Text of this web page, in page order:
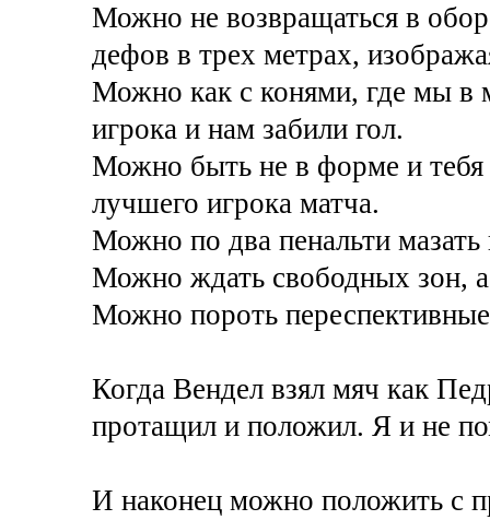
Можно не возвращаться в
дефов в трех метрах,
Можно как с конями, где мы в
игрока и нам забили гол.
Можно быть не в форме и тебя
лучшего игрока матча.
Можно по два пенальти мазать
Можно ждать свободных зон, а
Можно пороть
Когда Вендел взял мяч как
протащил и положил. Я и не
И наконец можно положить с